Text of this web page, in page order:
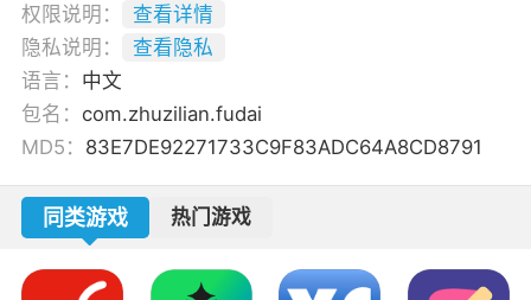
权限说明：
查看详情
隐私说明：
查看隐私
语言： 中文
包名： com.zhuzilian.fudai
MD5： 83E7DE92271733C9F83ADC64A8CD8791
同类游戏 热门游戏